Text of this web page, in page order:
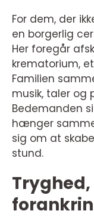
For dem, der
en borgerlig
Her foregår
krematorium,
Familien
musik, taler og
Bedemanden
hænger
sig om at
stund.